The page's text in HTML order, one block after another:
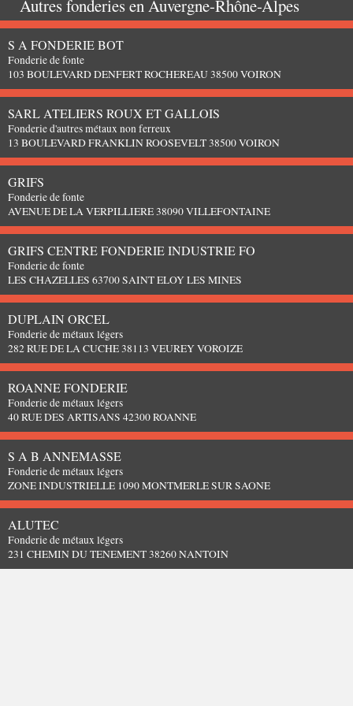
Autres fonderies enAuvergne-Rhône-Alpes
S A FONDERIE BOT
Fonderie de fonte
103 BOULEVARD DENFERT ROCHEREAU 38500 VOIRON
SARL ATELIERS ROUX ET GALLOIS
Fonderie d'autres métaux non ferreux
13 BOULEVARD FRANKLIN ROOSEVELT 38500 VOIRON
GRIFS
Fonderie de fonte
AVENUE DE LA VERPILLIERE 38090 VILLEFONTAINE
GRIFS CENTRE FONDERIE INDUSTRIE FO
Fonderie de fonte
LES CHAZELLES 63700 SAINT ELOY LES MINES
DUPLAIN ORCEL
Fonderie de métaux légers
282 RUE DE LA CUCHE 38113 VEUREY VOROIZE
ROANNE FONDERIE
Fonderie de métaux légers
40 RUE DES ARTISANS 42300 ROANNE
S A B ANNEMASSE
Fonderie de métaux légers
ZONE INDUSTRIELLE 1090 MONTMERLE SUR SAONE
ALUTEC
Fonderie de métaux légers
231 CHEMIN DU TENEMENT 38260 NANTOIN